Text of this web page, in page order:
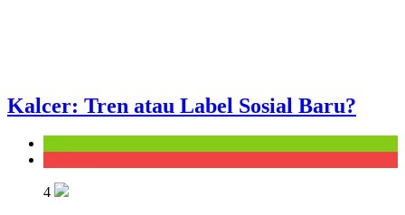
Kalcer: Tren atau Label Sosial Baru?
4